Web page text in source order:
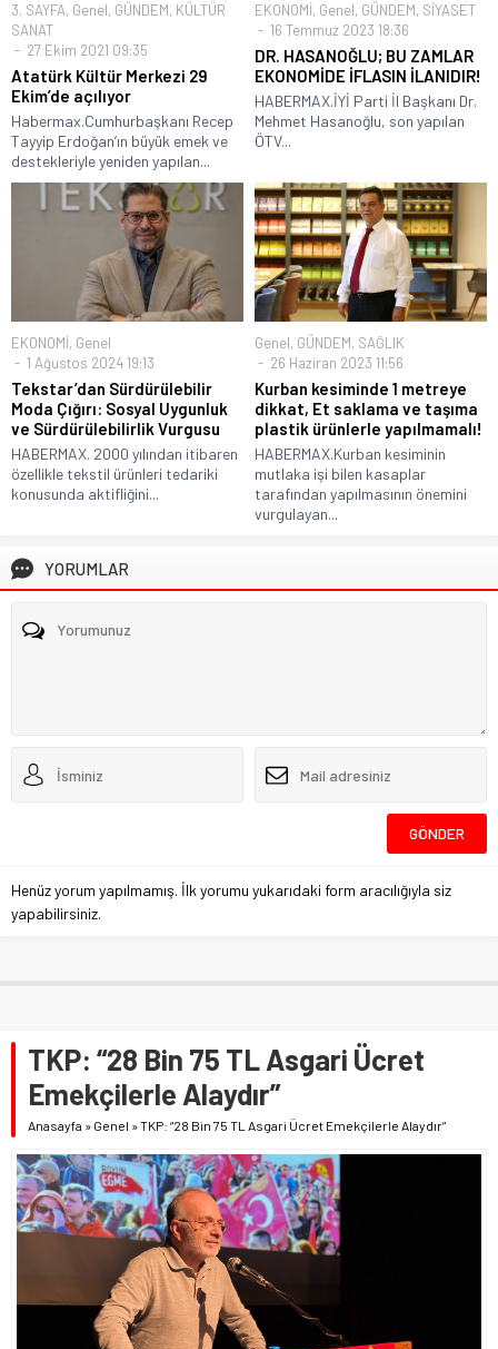
3. SAYFA, Genel, GÜNDEM, KÜLTÜR
SANAT
27 Ekim 2021 09:35
Atatürk Kültür Merkezi 29
Ekim’de açılıyor
Habermax.Cumhurbaşkanı Recep
Tayyip Erdoğan’ın büyük emek ve
destekleriyle yeniden yapılan...
EKONOMİ, Genel, GÜNDEM, SİYASET
16 Temmuz 2023 18:36
DR. HASANOĞLU; BU ZAMLAR
EKONOMİDE İFLASIN İLANIDIR!
HABERMAX.İYİ Parti İl Başkanı Dr.
Mehmet Hasanoğlu, son yapılan
ÖTV...
EKONOMİ, Genel
1 Ağustos 2024 19:13
Tekstar’dan Sürdürülebilir
Moda Çığırı: Sosyal Uygunluk
ve Sürdürülebilirlik Vurgusu
HABERMAX. 2000 yılından itibaren
özellikle tekstil ürünleri tedariki
konusunda aktifliğini...
Genel, GÜNDEM, SAĞLIK
26 Haziran 2023 11:56
Kurban kesiminde 1 metreye
dikkat, Et saklama ve taşıma
plastik ürünlerle yapılmamalı!
HABERMAX.Kurban kesiminin
mutlaka işi bilen kasaplar
tarafından yapılmasının önemini
vurgulayan...
YORUMLAR
Henüz yorum yapılmamış. İlk yorumu yukarıdaki form aracılığıyla siz
yapabilirsiniz.
TKP: “28 Bin 75 TL Asgari Ücret
Emekçilerle Alaydır”
Anasayfa » Genel »TKP: “28 Bin 75 TL Asgari Ücret Emekçilerle Alaydır”